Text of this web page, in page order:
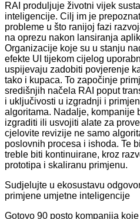
RAI produljuje životni vijek
inteligencije. Cilj im je
probleme u što ranijoj fazi
na oprezu nakon lansiranja
Organizacije koje su u stanju
efekte UI tijekom cijelog
uspijevaju zadobiti povjerenje
tako i kupaca. To započinje
središnjih načela RAI poput
i uključivosti u izgradnji i
algoritama. Nadalje, kompanije
izgraditi ili usvojiti alate za
cjelovite revizije ne samo
poslovnih procesa i ishoda. Te
treble biti kontinuirane, kroz
prototipa i skaliranu primjenu.
Sudjelujte u ekosustavu
primjene umjetne inteligencije
Gotovo 90 posto kompanija koje